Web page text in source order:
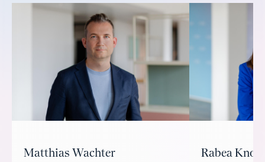
Matthias Wachter Rabea Knorr